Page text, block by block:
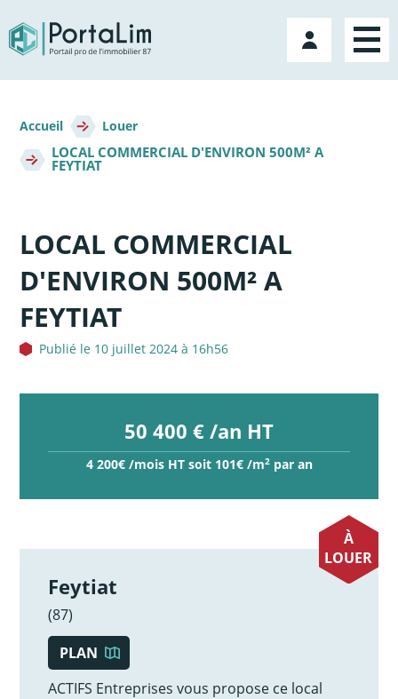
directement
au
contenu
Mon
compte
d'Ariane
Accueil Louer
LOCAL COMMERCIAL D'ENVIRON 500M² A
FEYTIAT
LOCAL COMMERCIAL
D'ENVIRON 500M² A
FEYTIAT
Publié le 10 juillet 2024 à 16h56
50 400 € /an HT
4 200€ /mois HT soit 101€ /m2par an
À
LOUER
Feytiat
(87)
PLAN
ACTIFS Entreprises vous propose ce local